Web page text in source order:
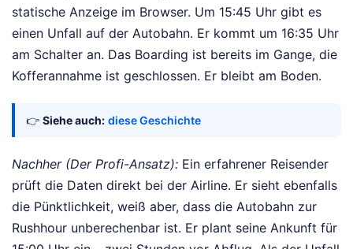
statische Anzeige im Browser. Um 15:45 Uhr gibt es
einen Unfall auf der Autobahn. Er kommt um 16:35 Uhr
am Schalter an. Das Boarding ist bereits im Gange, die
Kofferannahme ist geschlossen. Er bleibt am Boden.
👉 Siehe auch: diese Geschichte
Nachher (Der Profi-Ansatz): Ein erfahrener Reisender
prüft die Daten direkt bei der Airline. Er sieht ebenfalls
die Pünktlichkeit, weiß aber, dass die Autobahn zur
Rushhour unberechenbar ist. Er plant seine Ankunft für